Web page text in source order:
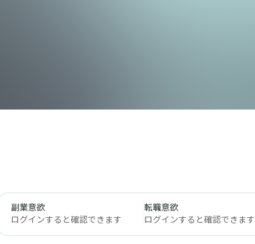
副業意欲
ログインすると確認できます
転職意欲
ログインすると確認できます